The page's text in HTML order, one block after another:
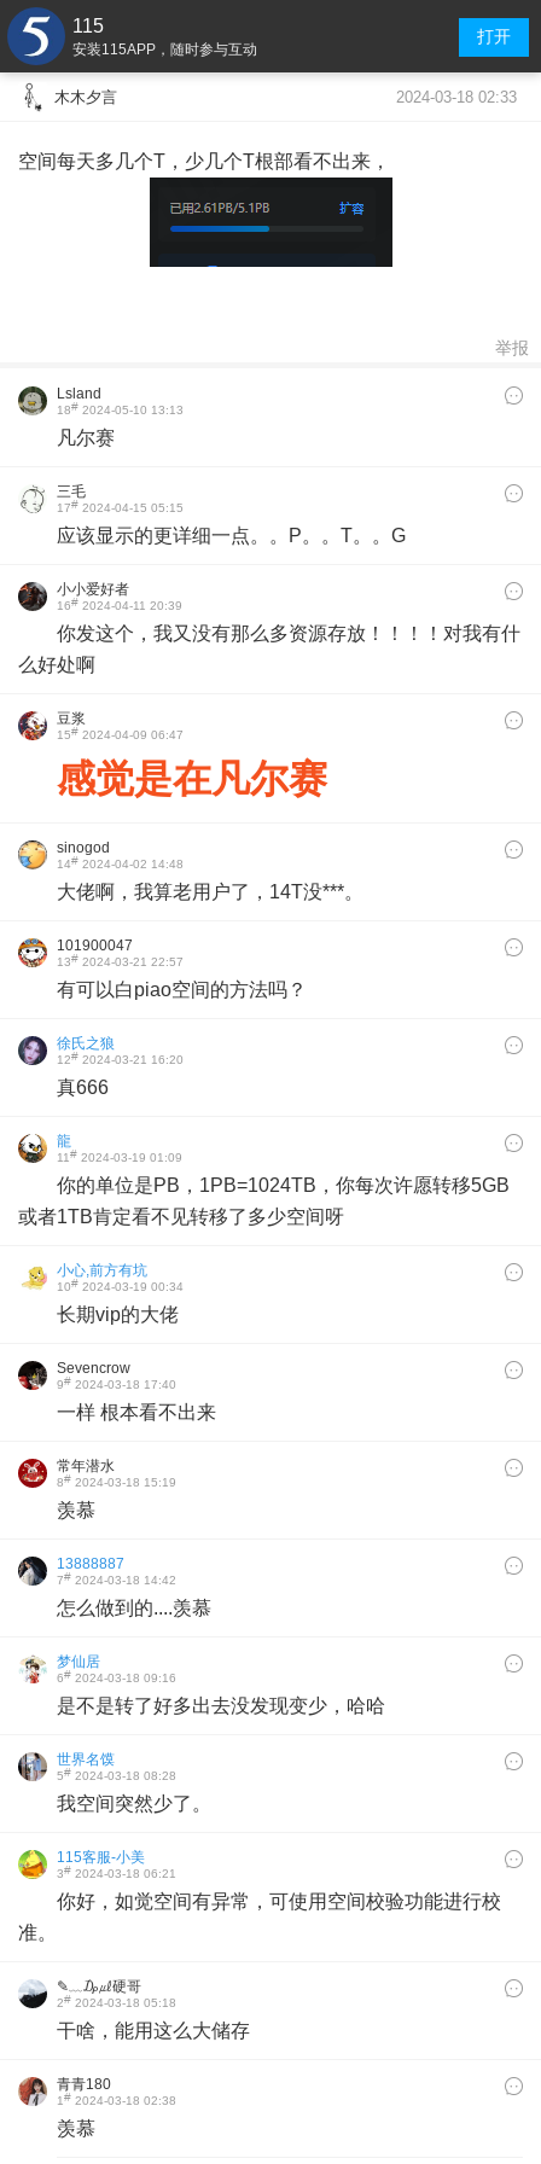
115
安装115APP，随时参与互动
打开
木木夕言 2024-03-18 02:33
空间每天多几个T，少几个T根部看不出来，
举报
Lsland
18# 2024-05-10 13:13
凡尔赛
三毛
17# 2024-04-15 05:15
应该显示的更详细一点。。P。。T。。G
小小爱好者
16# 2024-04-11 20:39
你发这个，我又没有那么多资源存放！！！！对我有什
么好处啊
豆浆
15# 2024-04-09 06:47
感觉是在凡尔赛
sinogod
14# 2024-04-02 14:48
大佬啊，我算老用户了，14T没***。
101900047
13# 2024-03-21 22:57
有可以白piao空间的方法吗？
徐氏之狼
12# 2024-03-21 16:20
真666
龍
11# 2024-03-19 01:09
你的单位是PB，1PB=1024TB，你每次许愿转移5GB
或者1TB肯定看不见转移了多少空间呀
小心,前方有坑
10# 2024-03-19 00:34
长期vip的大佬
Sevencrow
9# 2024-03-18 17:40
一样 根本看不出来
常年潜水
8# 2024-03-18 15:19
羡慕
13888887
7# 2024-03-18 14:42
怎么做到的....羡慕
梦仙居
6# 2024-03-18 09:16
是不是转了好多出去没发现变少，哈哈
世界名馍
5# 2024-03-18 08:28
我空间突然少了。
115客服-小美
3# 2024-03-18 06:21
你好，如觉空间有异常，可使用空间校验功能进行校
准。
✎﹏₯㎕硬哥
2# 2024-03-18 05:18
干啥，能用这么大储存
青青180
1# 2024-03-18 02:38
羡慕